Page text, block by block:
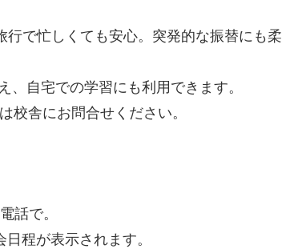
で忙しくても安心。突発的な振替にも柔
自宅での学習にも利用できます。
校舎にお問合せください。
で。
程が表示されます。